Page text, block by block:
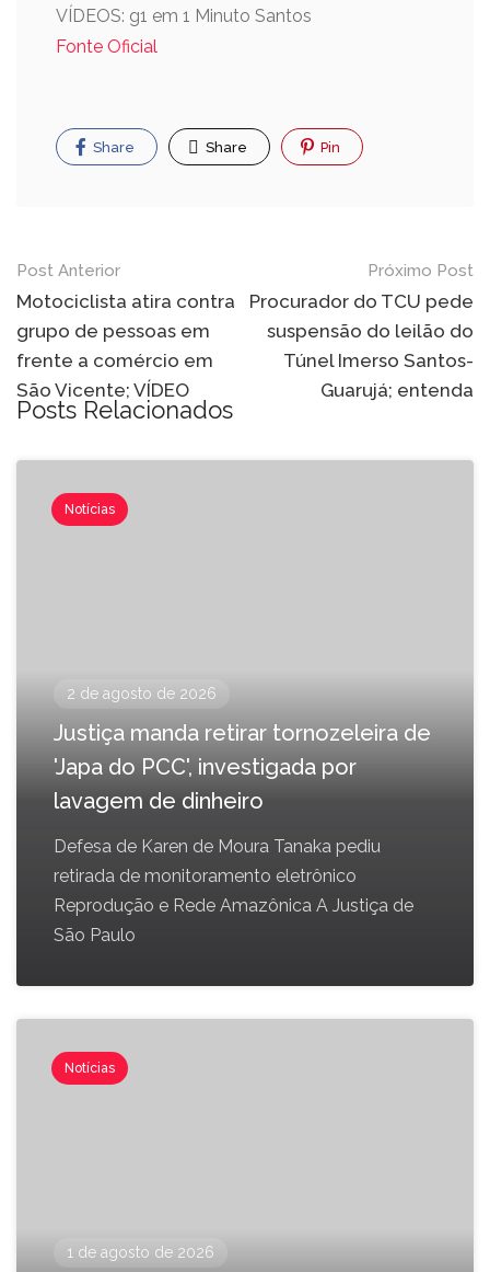
VÍDEOS: g1 em 1 Minuto Santos
Fonte Oficial
Share Share Pin
Post Anterior
Motociclista atira contra
grupo de pessoas em
frente a comércio em
São Vicente; VÍDEO
Próximo Post
Procurador do TCU pede
suspensão do leilão do
Túnel Imerso Santos-
Guarujá; entenda
Posts Relacionados
Notícias
2 de agosto de 2026
Justiça manda retirar tornozeleira de
'Japa do PCC', investigada por
lavagem de dinheiro
Defesa de Karen de Moura Tanaka pediu
retirada de monitoramento eletrônico
Reprodução e Rede Amazônica A Justiça de
São Paulo
Notícias
1 de agosto de 2026